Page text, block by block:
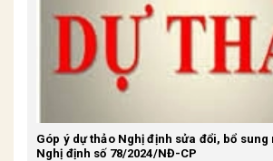
Góp ý dự thảo Nghị định sửa đổi, bổ sung
Nghị định số 78/2024/NĐ-CP